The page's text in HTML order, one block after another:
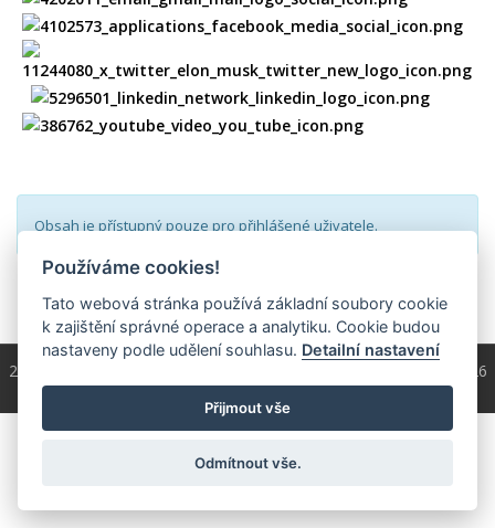
Obsah je přístupný pouze pro přihlášené uživatele.
přihlásit
2004 - 2026 © Copyright / programování a správa 2004 - 2026
PRO-WEB.cz
Používáme cookies!
Tato webová stránka používá základní soubory cookie
k zajištění správné operace a analytiku. Cookie budou
nastaveny podle udělení souhlasu. Detailní nastavení
Přijmout vše
Odmítnout vše.